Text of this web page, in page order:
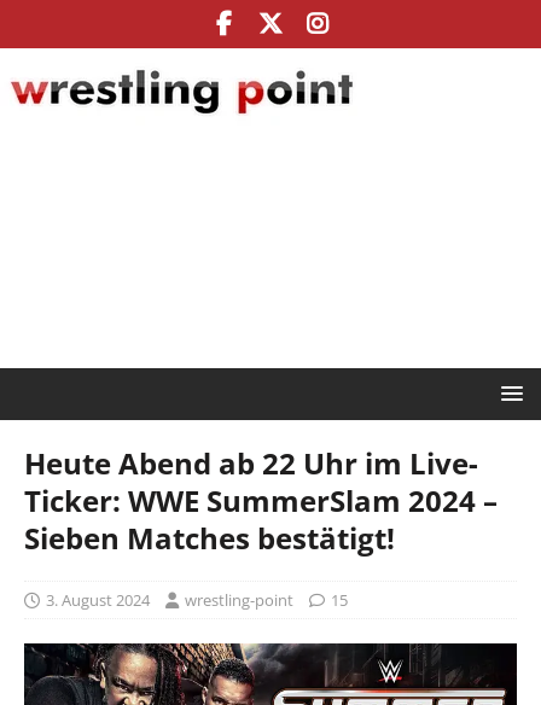
Heute Abend ab 22 Uhr im Live-
Ticker: WWE SummerSlam 2024 –
Sieben Matches bestätigt!
3. August 2024 wrestling-point 15